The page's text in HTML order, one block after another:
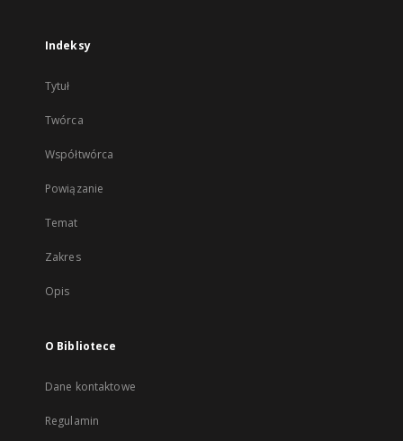
Indeksy
Tytuł
Twórca
Współtwórca
Powiązanie
Temat
Zakres
Opis
O Bibliotece
Dane kontaktowe
Regulamin